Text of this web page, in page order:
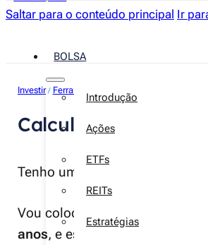
Saltar para o conteúdo principal Ir
BOLSA
Introdução
Ações
ETFs
REITs
Estratégias
Investir / Ferramentas
Calculadora de
Tenho um capital inicial de
Vou colocar o dinheiro a
anos, e espero obter uma taxa